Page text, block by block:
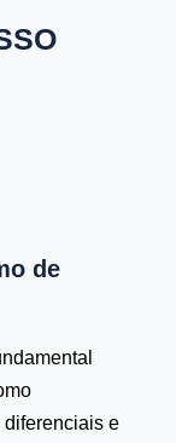
de
e